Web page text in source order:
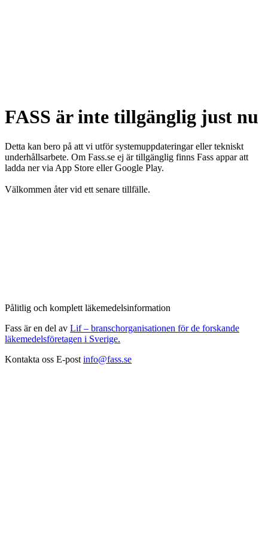
FASS är inte tillgänglig just nu
Detta kan bero på att vi utför systemuppdateringar eller tekniskt
underhållsarbete. Om Fass.se ej är tillgänglig finns Fass appar att
ladda ner via App Store eller Google Play.
Välkommen åter vid ett senare tillfälle.
Pålitlig och komplett läkemedelsinformation
Fass är en del av Lif – branschorganisationen för de forskande
läkemedelsföretagen i Sverige.
Kontakta oss E-post info@fass.se